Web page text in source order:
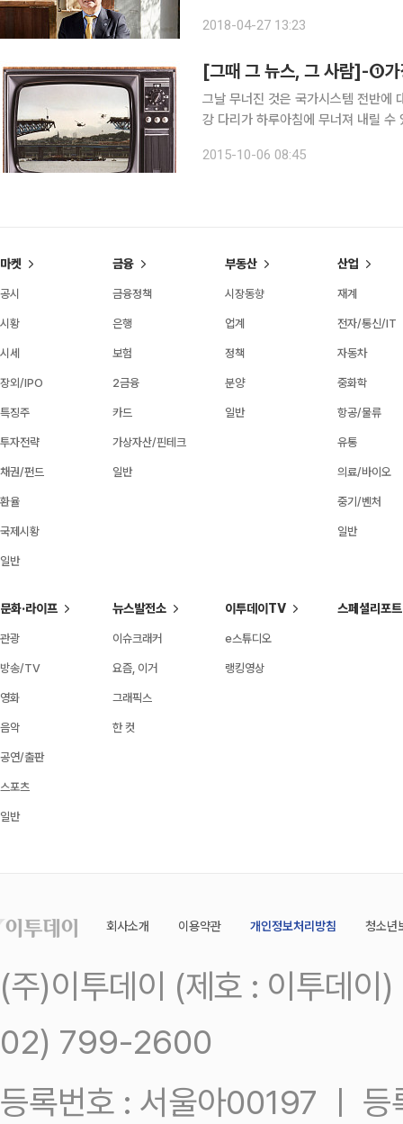
굽고 딸은 요리를 하며 아내는 홍보를
2018-04-27 13:23
그날 무너진 것은 국가시스템 전반에
강 다리가 하루아침에 무너져 내릴
2015-10-06 08:45
마켓
공시
시황
시세
장외/IPO
특징주
투자전략
채권/펀드
환율
국제시황
일반
금융
금융정책
은행
보험
2금융
카드
가상자산/핀테크
일반
부동산
시장동향
업계
정책
분양
일반
산업
재계
전자/통신/IT
자동차
중화학
항공/물류
유통
의료/바이오
중기/벤처
일반
문화·라이프
관광
방송/TV
영화
음악
공연/출판
스포츠
일반
뉴스발전소
이슈크래커
요즘, 이거
그래픽스
한 컷
이투데이TV
e스튜디오
랭킹영상
스페셜리포트
회사소개 이용약관 개인정보처리방침 청소년
(주)이투데이 (제호 : 이투데
02) 799-2600
등록번호 : 서울아00197 ㅣ